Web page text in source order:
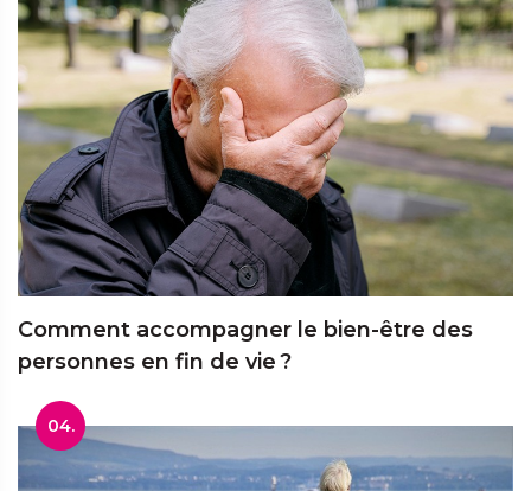
Comment accompagner le bien-être des
personnes en fin de vie ?
04.